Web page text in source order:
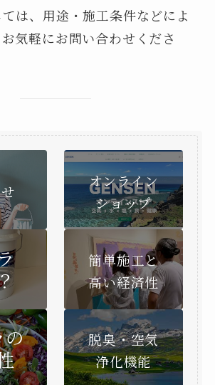
は、用途・施工条件などによ
気軽にお問い合わせくださ
オンライン
ショップ
簡単施工と
高い経済性
の
脱臭・空気
浄化機能